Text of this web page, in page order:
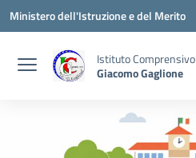
Vai ai contenuti
Vai al menu di navigazione
Vai al footer
Ministero dell'Istruzione e del Merito
Istituto Comprensivo
Giacomo Gaglione